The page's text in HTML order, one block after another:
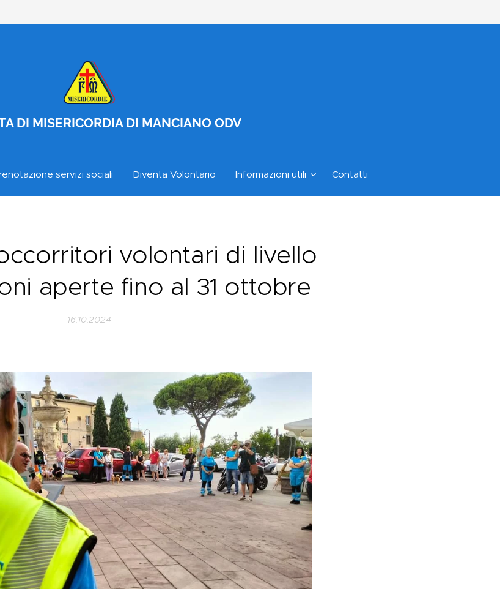
DI MISERICORDIA DI MANCIANO ODV
servizi sociali Diventa Volontario Informazioni utili Contatti
volontari di livello
aperte fino al 31 ottobre
16.10.2024